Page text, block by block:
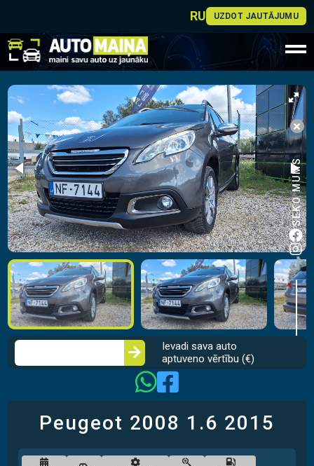
RU UZDOT JAUTĀJUMU
Ievadi sava auto
aptuveno vērtību (€)
Peugeot 2008 1.6 2015
SEKO MUMS